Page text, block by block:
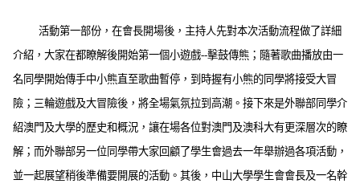
活動第一部份，在會長開場後，主持人先對本次活動流程做了詳細
介紹，大家在都瞭解後開始第一個小遊戲--擊鼓傳熊；隨著歌曲播放由一
名同學開始傳手中小熊直至歌曲暫停，到時握有小熊的同學將接受大冒
險；三輪遊戲及大冒險後，將全場氣氛拉到高潮。接下來是外聯部同學介
紹澳門及大學的歷史和概況，讓在場各位對澳門及澳科大有更深層次的瞭
解；而外聯部另一位同學帶大家回顧了學生會過去一年舉辦過各項活動，
並一起展望稍後準備要開展的活動。其後，中山大學學生會會長及一名幹